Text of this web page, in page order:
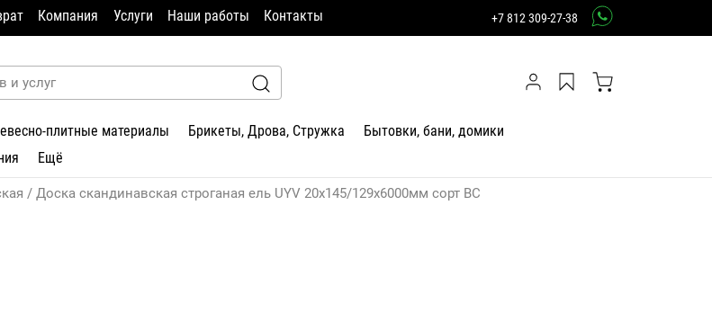
Компания Услуги Наши работы Контакты +7 812 309-27-38
плитные материалы Брикеты, Дрова, Стружка
Бытовки, бани, домики
Ещё
Доска скандинавская строганая ель UYV 20х145/129х6000мм сорт ВС